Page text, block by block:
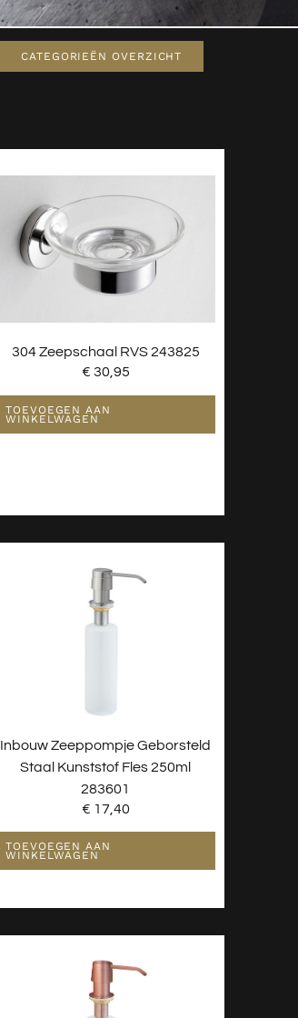
CATEGORIEËN OVERZICHT
304 Zeepschaal RVS 243825
€ 30,95
TOEVOEGEN AAN
WINKELWAGEN
Inbouw Zeeppompje Geborsteld
Staal Kunststof Fles 250ml
283601
€ 17,40
TOEVOEGEN AAN
WINKELWAGEN